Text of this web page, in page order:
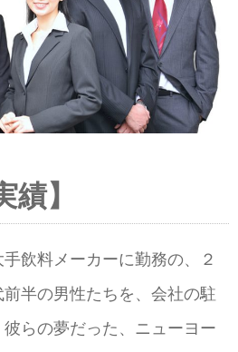
績】
飲料メーカーに勤務の、２
半の男性たちを、会社の駐
らの夢だった、ニューヨー